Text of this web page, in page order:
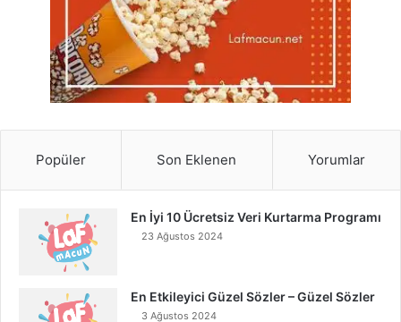
Popüler Son Eklenen Yorumlar
En İyi 10 Ücretsiz Veri Kurtarma Programı
23 Ağustos 2024
En Etkileyici Güzel Sözler – Güzel Sözler
3 Ağustos 2024